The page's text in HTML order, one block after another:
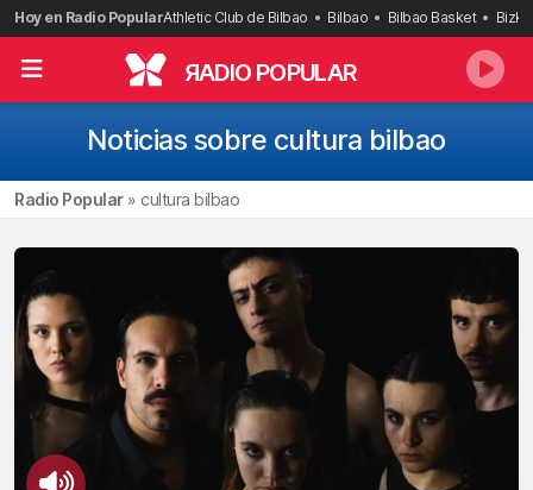
Saltar
al
contenido
Hoy en Radio PopularAthletic Club de Bilbao Bilbao Bilbao Basket
RADIO POPULAR
Noticias sobre cultura bilbao
Radio Popular» cultura bilbao